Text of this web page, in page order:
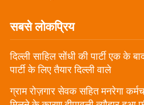
सबसे लोकप्रिय
दिल्ली साहिल सोंधी की पार्टी एक के
पार्टी के लिए तैयार दिल्ली वाले
ग्राम रोज़गार सेवक सहित मनरेगा